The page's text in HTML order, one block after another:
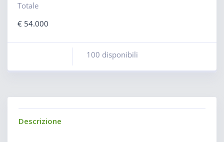
Totale
€54.000
100 disponibili
Descrizione